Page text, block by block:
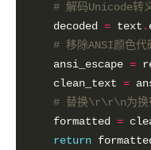
# 解码Unicode转
    decoded
= text .
# 移除ANSI颜色代
    ansi_escape
=
    clean_text
=
# 替换\r\r\n为换
    formatted
=
return